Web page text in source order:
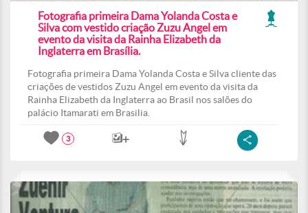
Fotografia primeira Dama Yolanda Costa e
Silva com vestido criação Zuzu Angel em
evento da visita da Rainha Elizabeth da
Inglaterra em Brasília.
Fotografia primeira Dama Yolanda Costa e Silva cliente das
criações de vestidos Zuzu Angel em evento da visita da
Rainha Elizabeth da Inglaterra ao Brasil nos salões do
palácio Itamarati em Brasilia.
3